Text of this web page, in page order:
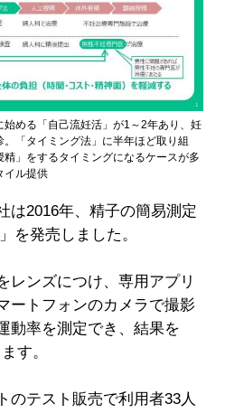
める「自己流妊活」が1～2年あり、妊
「タイミング法」に半年ほど取り組
」をするタイミングになるケースが多
イル提供
2016年、精子の簡易測定
を発売しました。
ンズにつけ、専用アプリ
ートフォンのカメラで撮影
動率を測定でき、結果を
す。
テスト販売で利用者33人